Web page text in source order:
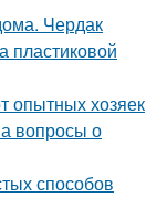
Чердак
пластиковой
опытных хозяек
вопросы о
способов